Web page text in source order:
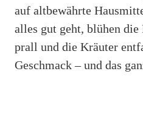
auf altbewährte
alles gut geht, blühen die
prall und die Kräuter
Geschmack – und das